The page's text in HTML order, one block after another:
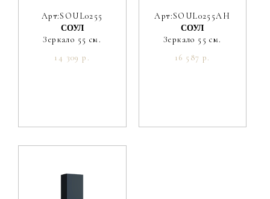
Арт:SOUL0255
СОУЛ
Зеркало 55 см.
14 309 р.
Арт:SOUL0255AH
СОУЛ
Зеркало 55 см.
16 587 р.